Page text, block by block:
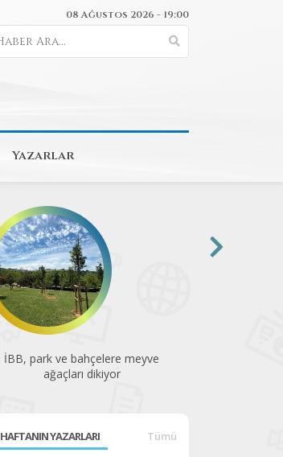
08 Ağustos 2026 - 19:00
Yazarlar
İBB, park ve bahçelere meyve
ağaçları dikiyor
HAFTANIN YAZARLARI Tümü